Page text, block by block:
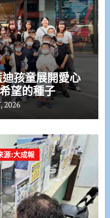
孩童展開愛心
望的種子
2026
源:大成報